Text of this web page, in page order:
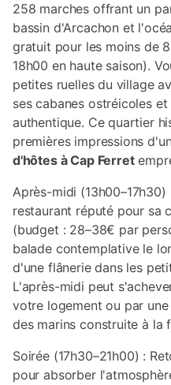
258 marches offrant un
bassin d'Arcachon et
gratuit pour les moins de
18h00 en haute saison).
petites ruelles du village
ses cabanes ostréicoles
authentique. Ce quartier
premières impressions
d'hôtes à Cap Ferret
Après-midi
restaurant réputé pour sa
(budget : 28–38€ par
balade contemplative le
d'une flânerie dans les
L'après-midi peut
votre logement ou par
des marins construite à la
Soirée (17h30–21h00) :
pour absorber